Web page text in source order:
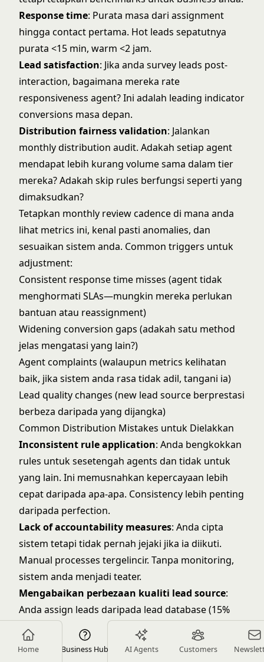
Home Business Hub AI Agents Customers
Response time: Purata masa dari assignment
hingga contact pertama. Hot leads sepatutnya
purata <15 min, warm <2 jam.
Lead satisfaction: Jika anda survey leads post-
interaction, bagaimana mereka rate
responsiveness agent? Ini adalah leading indicator
conversions masa depan.
Distribution fairness validation: Jalankan
monthly distribution audit. Adakah setiap agent
mendapat lebih kurang volume sama dalam tier
mereka? Adakah skip rules berfungsi seperti yang
dimaksudkan?
Tetapkan monthly review cadence di mana anda
lihat metrics ini, kenal pasti anomalies, dan
sesuaikan sistem anda. Common triggers untuk
adjustment:
Consistent response time misses (agent tidak
menghormati SLAs—mungkin mereka perlukan
bantuan atau reassignment)
Widening conversion gaps (adakah satu method
jelas mengatasi yang lain?)
Agent complaints (walaupun metrics kelihatan
baik, jika sistem anda rasa tidak adil, tangani ia)
Lead quality changes (new lead source berprestasi
berbeza daripada yang dijangka)
Common Distribution Mistakes untuk Dielakkan
Inconsistent rule application: Anda bengkokkan
rules untuk sesetengah agents dan tidak untuk
yang lain. Ini memusnahkan kepercayaan lebih
cepat daripada apa-apa. Consistency lebih penting
daripada perfection.
Lack of accountability measures: Anda cipta
sistem tetapi tidak pernah jejaki jika ia diikuti.
Manual processes tergelincir. Tanpa monitoring,
sistem anda menjadi teater.
Mengabaikan perbezaan kualiti lead source:
Anda assign leads daripada lead database (15%
conversion) dengan cara yang sama seperti anda
assign referrals (40% conversion). Fair tidak sama